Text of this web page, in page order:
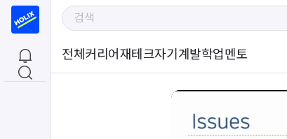
전체 커리어재테크자기계발학업멘토